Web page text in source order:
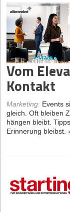
Vom
Kontakt
Marketing: Events
gleich. Oft bleiben
hängen bleibt.
Erinnerung bleibst.